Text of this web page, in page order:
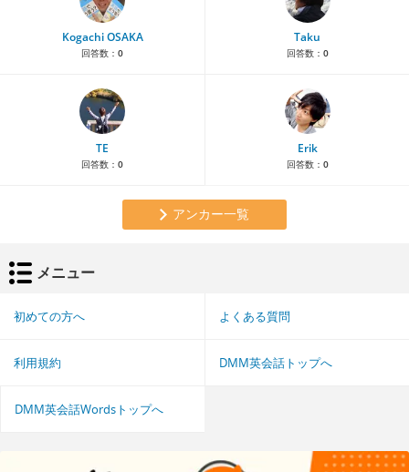
Kogachi OSAKA
回答数： 0
Taku
回答数： 0
TE
回答数： 0
Erik
回答数： 0
アンカー一覧
メニュー
初めての方へ よくある質問
利用規約 DMM英会話トップへ
DMM英会話Wordsトップへ